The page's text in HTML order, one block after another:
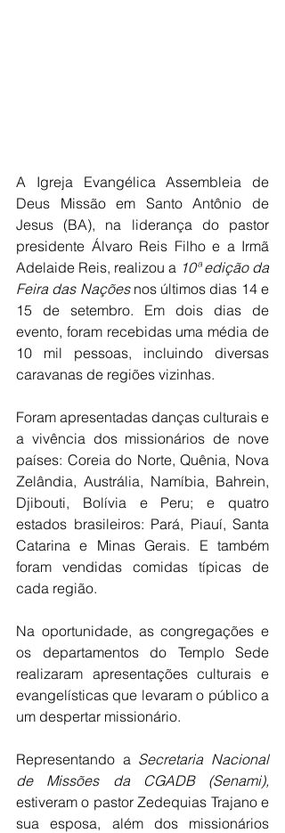
A Igreja Evangélica Assembleia de
Deus Missão em Santo Antônio de
Jesus (BA), na liderança do pastor
presidente Álvaro Reis Filho e a Irmã
Adelaide Reis, realizou a 10ª edição da
Feira das Nações nos últimos dias 14 e
15 de setembro. Em dois dias de
evento, foram recebidas uma média de
10 mil pessoas, incluindo diversas
caravanas de regiões vizinhas.
Foram apresentadas danças culturais e
a vivência dos missionários de nove
países: Coreia do Norte, Quênia, Nova
Zelândia, Austrália, Namíbia, Bahrein,
Djibouti, Bolívia e Peru; e quatro
estados brasileiros: Pará, Piauí, Santa
Catarina e Minas Gerais. E também
foram vendidas comidas típicas de
cada região.
Na oportunidade, as congregações e
os departamentos do Templo Sede
realizaram apresentações culturais e
evangelísticas que levaram o público a
um despertar missionário.
Representando a Secretaria Nacional
de Missões da CGADB (Senami),
estiveram o pastor Zedequias Trajano e
sua esposa, além dos missionários